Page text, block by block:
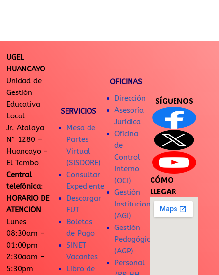
UGEL
HUANCAYO
Unidad de
Gestión
Educativa
Local
Jr. Atalaya
N° 1280 –
Huancayo –
El Tambo
Central
telefónica:
HORARIO DE
ATENCIÓN
Lunes
08:30am –
01:00pm
2:30aam –
5:30pm
SERVICIOS
Mesa de
Partes
Virtual
(SISDORE)
Consultar
Expediente
Descargar
FUT
Boletas
de Pago
SINET
Vacantes
Libro de
OFICINAS
Dirección
Asesoría
Jurídica
Oficina
de
Control
Interno
(OCI)
Gestión
Institucional
(AGI)
Gestión
Pedagógica
(AGP)
Personal
SÍGUENOS
CÓMO
LLEGAR